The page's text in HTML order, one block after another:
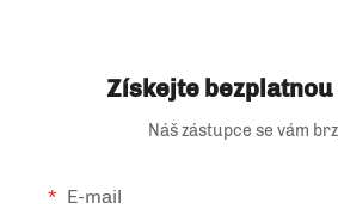
Získejte bezplatnou
Náš zástupce se vám
E-mail